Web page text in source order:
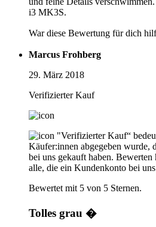
i3 MK3S.
War diese Bewertung für dich
Marcus Frohberg
29. März 2018
Verifizierter Kauf
"Verifizierter Kauf“
Käufer:innen abgegeben wurde,
bei uns gekauft haben.
alle, die ein Kundenkonto bei
Bewertet mit 5 von 5 Sternen.
Tolles grau �